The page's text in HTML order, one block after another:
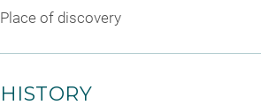
Place of discovery
HISTORY